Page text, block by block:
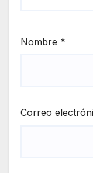
Nombre *
Correo